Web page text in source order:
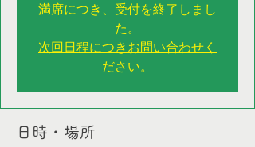
満席につき、受付を終了しまし
た。
次回日程につきお問い合わせく
ださい。
日時・場所